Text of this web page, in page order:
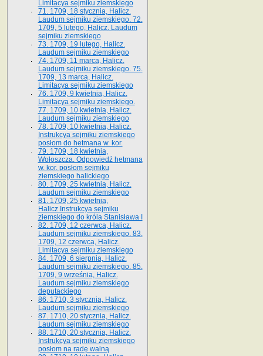
Limitacya sejmiku ziemskiego
71. 1709, 18 stycznia, Halicz.
Laudum sejmiku ziemskiego. 72.
1709, 5 lutego, Halicz. Laudum
sejmiku ziemskiego
73. 1709, 19 lutego, Halicz.
Laudum sejmiku ziemskiego
74. 1709, 11 marca, Halicz.
Laudum sejmiku ziemskiego. 75.
1709, 13 marca, Halicz.
Limitacya sejmiku ziemskiego
76. 1709, 9 kwietnia, Halicz.
Limitacya sejmiku ziemskiego.
77. 1709, 10 kwietnia, Halicz.
Laudum sejmiku ziemskiego
78. 1709, 10 kwietnia, Halicz.
Instrukcya sejmiku ziemskiego
posłom do hetmana w. kor.
79. 1709, 18 kwietnia,
Wołoszcza. Odpowiedź hetmana
w. kor. posłom sejmiku
ziemskiego halickiego
80. 1709, 25 kwietnia, Halicz.
Laudum sejmiku ziemskiego
81. 1709, 25 kwietnia,
Halicz.Instrukcya sejmiku
ziemskiego do króla Stanisława I
82. 1709, 12 czerwca, Halicz.
Laudum sejmiku ziemskiego. 83.
1709, 12 czerwca, Halicz.
Limitacya sejmiku ziemskiego
84. 1709, 6 sierpnia, Halicz.
Laudum sejmiku ziemskiego. 85.
1709, 9 września, Halicz.
Laudum sejmiku ziemskiego
deputackiego
86. 1710, 3 stycznia, Halicz.
Laudum sejmiku ziemskiego
87. 1710, 20 stycznia, Halicz.
Laudum sejmiku ziemskiego
88. 1710, 20 stycznia, Halicz.
Instrukcya sejmiku ziemskiego
posłom na radę walną